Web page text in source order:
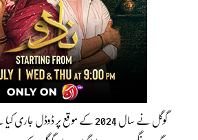
گوگل نے سال 2024 کے موقع پر ڈوڈل